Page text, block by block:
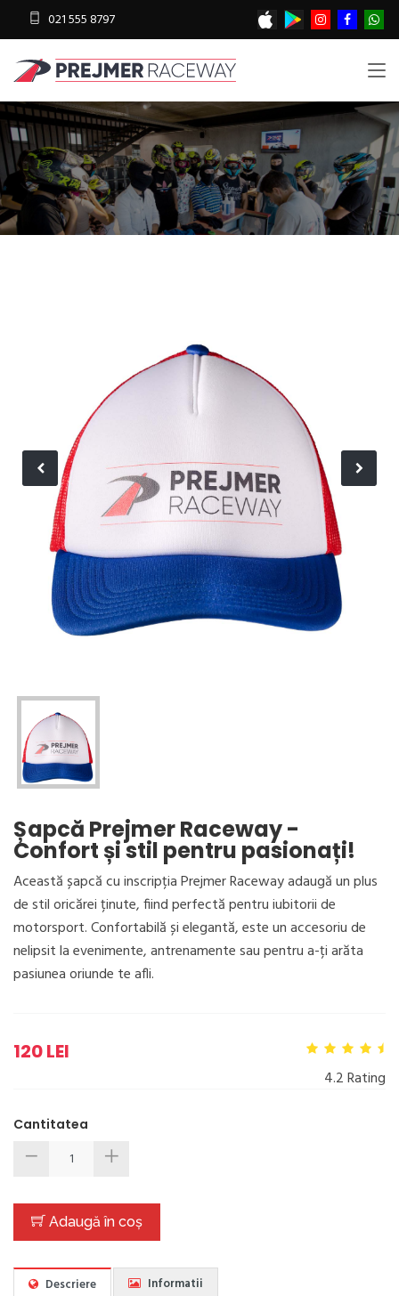
021 555 8797
Șapcă Prejmer Raceway -
Confort și stil pentru pasionați!
Această șapcă cu inscripția Prejmer Raceway adaugă un plus
de stil oricărei ținute, fiind perfectă pentru iubitorii de
motorsport. Confortabilă și elegantă, este un accesoriu de
nelipsit la evenimente, antrenamente sau pentru a-ți arăta
pasiunea oriunde te afli.
120 LEI
4.2 Rating
Cantitatea
Adaugă în coș
Descriere Informatii